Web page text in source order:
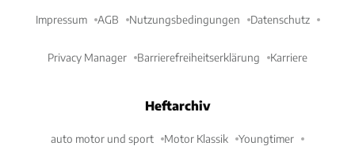
Impressum AGB Nutzungsbedingungen Datenschutz
Privacy Manager Barrierefreiheitserklärung Karriere
Heftarchiv
auto motor und sport Motor Klassik Youngtimer